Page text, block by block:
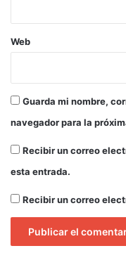
4
Web
Guarda mi nombre,
navegador para la
Recibir un correo
esta entrada.
Recibir un correo